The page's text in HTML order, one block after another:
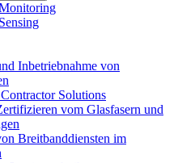
Inbetriebnahme von
Solutions
vom Glasfasern und
Breitbanddiensten im